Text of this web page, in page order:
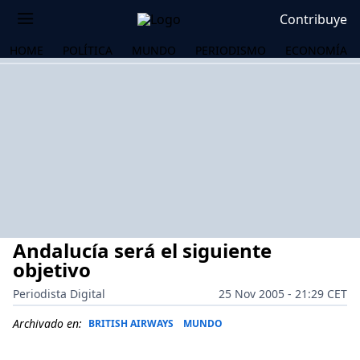
Contribuye
HOME POLÍTICA MUNDO PERIODISMO ECONOMÍA
Andalucía será el siguiente
objetivo
Periodista Digital
25 Nov 2005 - 21:29 CET
Archivado en: BRITISH AIRWAYS MUNDO